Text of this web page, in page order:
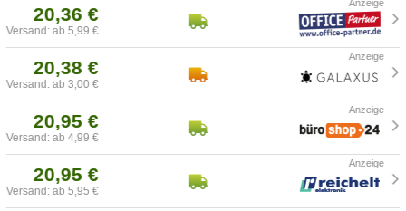
20,36 €
Versand: ab 5,99 €
20,38 €
Versand: ab 3,00 €
20,95 €
Versand: ab 4,99 €
20,95 €
Versand: ab 5,95 €